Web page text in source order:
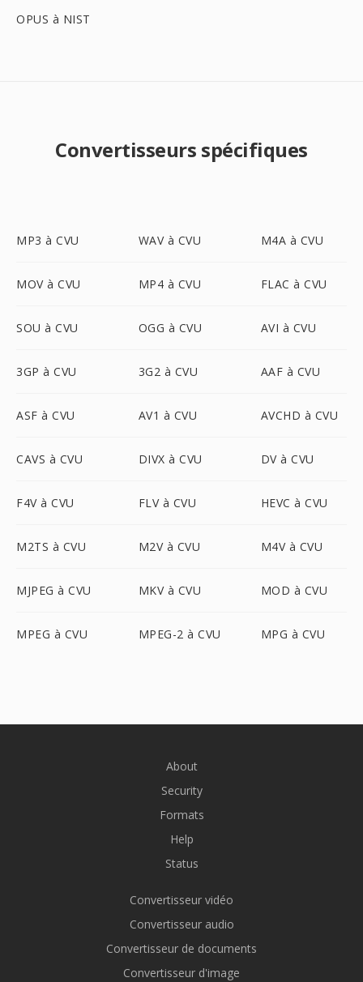
OPUS à NIST
Convertisseurs spécifiques
MP3 à CVU WAV à CVU M4A à CVU
MOV à CVU MP4 à CVU FLAC à CVU
SOU à CVU OGG à CVU AVI à CVU
3GP à CVU 3G2 à CVU AAF à CVU
ASF à CVU AV1 à CVU AVCHD à CVU
CAVS à CVU DIVX à CVU DV à CVU
F4V à CVU FLV à CVU HEVC à CVU
M2TS à CVU M2V à CVU M4V à CVU
MJPEG à CVU MKV à CVU MOD à CVU
MPEG à CVU MPEG-2 à CVU MPG à CVU
About
Security
Formats
Help
Status
Convertisseur vidéo
Convertisseur audio
Convertisseur de documents
Convertisseur d'image